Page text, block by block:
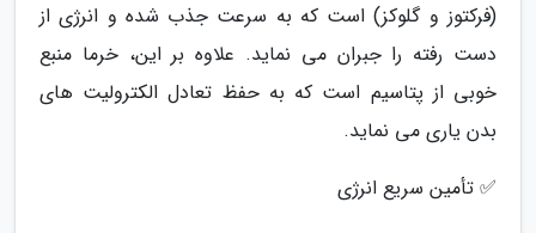
(فرکتوز و گلوکز) است که به سرعت جذب شده و انرژی از
دست رفته را جبران می نماید. علاوه بر این، خرما منبع
خوبی از پتاسیم است که به حفظ تعادل الکترولیت های
بدن یاری می نماید.
✅ تأمین سریع انرژی